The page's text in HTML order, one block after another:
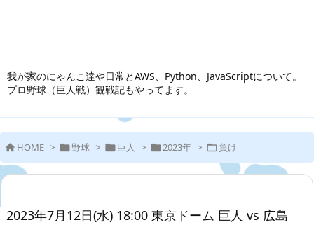
我が家のにゃんこ達や日常とAWS、Python、JavaScriptについて。
プロ野球（巨人戦）観戦記もやってます。
 HOME > 野球 > 巨人 > 2023年 > 負け
2023年7月12日(水) 18:00 東京ドーム 巨人 vs 広島